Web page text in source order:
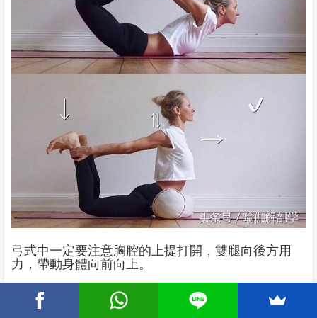
弓式中一定要注意胸腔的上提打開，雙腿向後方用
力，帶動身體向前向上。